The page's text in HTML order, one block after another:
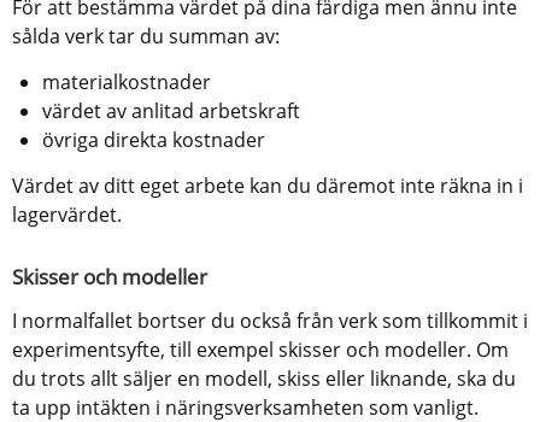
För att bestämma värdet på dina färdiga men ännu inte
sålda verk tar du summan av:
materialkostnader
värdet av anlitad arbetskraft
övriga direkta kostnader
Värdet av ditt eget arbete kan du däremot inte räkna in i
lagervärdet.
Skisser och modeller
I normalfallet bortser du också från verk som tillkommit i
experimentsyfte, till exempel skisser och modeller. Om
du trots allt säljer en modell, skiss eller liknande, ska du
ta upp intäkten i näringsverksamheten som vanligt.